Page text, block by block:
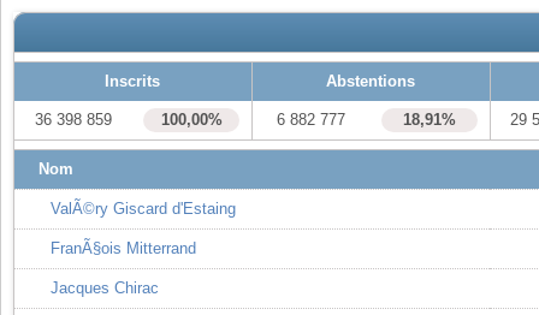
Inscrits Abstentions
36 398 859 100,00% 6 882 777 18,91% 29
Nom
ValÃ©ry Giscard d'Estaing
FranÃ§ois Mitterrand
Jacques Chirac